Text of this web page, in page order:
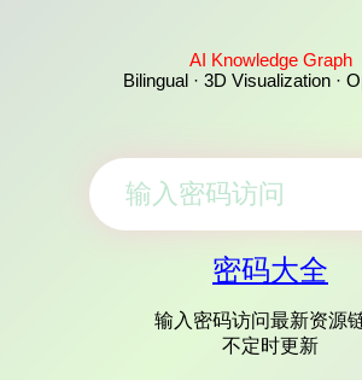
AI Knowledge Graph
Bilingual · 3D Visualization ·
密码大全
输入密码访问最新资源
不定时更新